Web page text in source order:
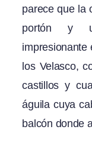
parece que la
portón y
impresionante
los Velasco,
castillos y
águila cuya
balcón donde